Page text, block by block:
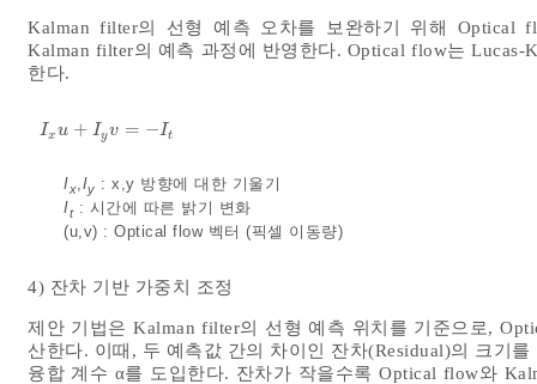
Kalman filter의 선형 예측 오차를 보완하기 위해 Optical
Kalman filter의 예측 과정에 반영한다. Optical flow는 Lucas-
한다.
Ix u + Iyv = −It
Ix u+I yv =-It
Ix,Iy : x,y 방향에 대한 기울기
It: 시간에 따른 밝기 변화
(u,v) : Optical flow 벡터 (픽셀 이동량)
4) 잔차 기반 가중치 조정
제안 기법은 Kalman filter의 선형 예측 위치를 기준으로,
산한다. 이때, 두 예측값 간의 차이인 잔차(Residual)의 크기
융합 계수 α를 도입한다. 잔차가 작을수록 Optical flow와